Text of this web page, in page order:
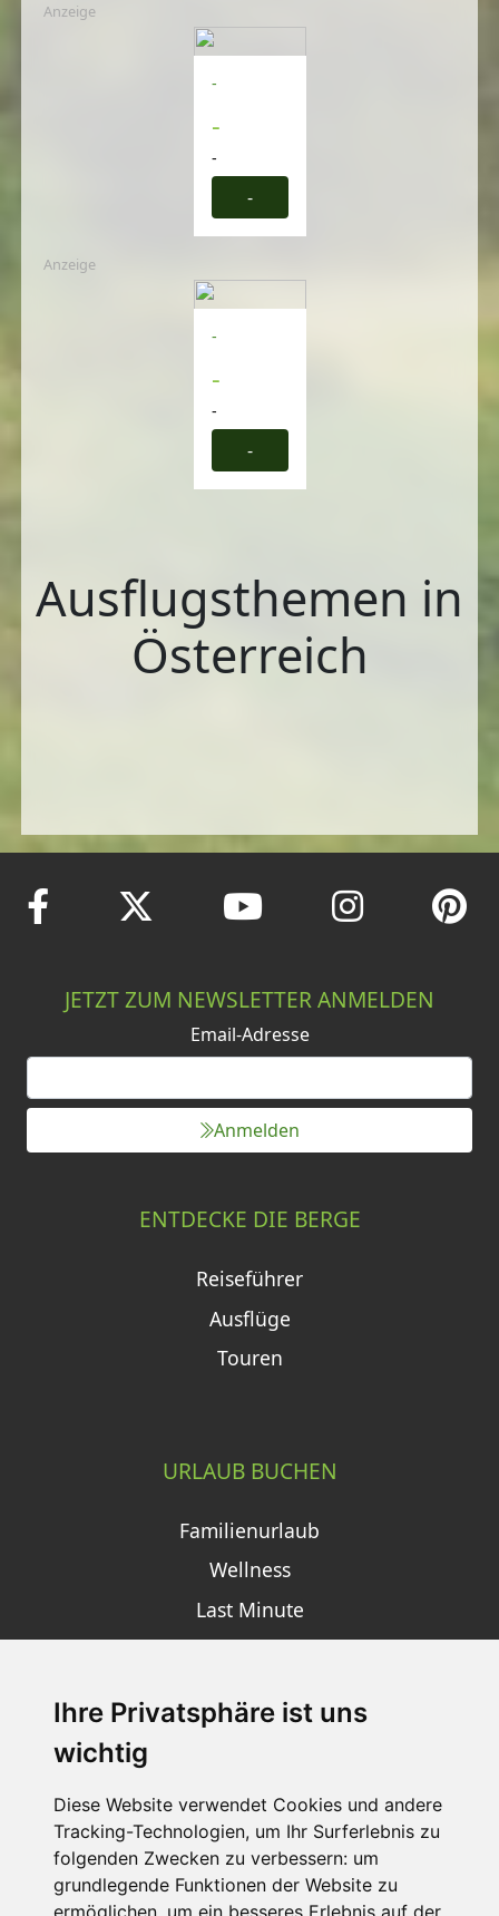
Ihre Privatsphäre ist uns
wichtig
Diese Website verwendet Cookies und andere
Tracking-Technologien, um Ihr Surferlebnis zu
folgenden Zwecken zu verbessern: um
grundlegende Funktionen der Website zu
ermöglichen um ein besseres Erlebnis auf der
Anzeige
-
-
-
-
Anzeige
-
-
-
-
Ausflugsthemen in
Österreich
JETZT ZUM NEWSLETTER ANMELDEN
Email-Adresse
Anmelden
ENTDECKE DIE BERGE
Reiseführer
Ausflüge
Touren
URLAUB BUCHEN
Familienurlaub
Wellness
Last Minute
SCHNEEHÖHEN SKI APP
Die Schneehoehen Ski APP für iOS und Android - Ein
Muss für alle Wintersportler und Schneefreaks!